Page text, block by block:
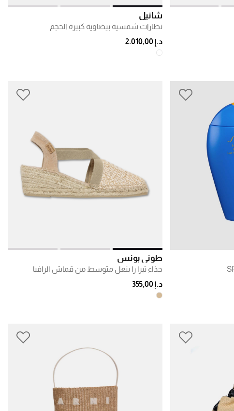
شانيل
نظارات شمسية بيضاوية كبيرة الحجم
د.إ 2.010,00
طوني بونس
حذاء تيرا را بنعل متوسط من قماش الرافيا
د.إ 355,00